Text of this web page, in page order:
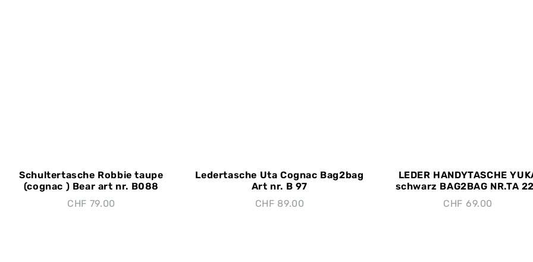
Schultertasche Robbie taupe
(cognac ) Bear art nr. B088
CHF 79.00
Ledertasche Uta Cognac Bag2bag
Art nr. B 97
CHF 89.00
LEDER HANDYTASCHE
schwarz BAG2BAG NR.TA
CHF 69.00